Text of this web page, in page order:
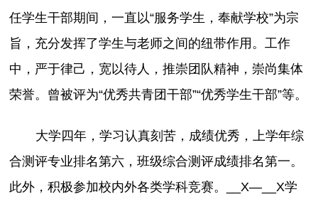
任学生干部期间，一直以“服务学生，奉献学校”为宗
旨，充分发挥了学生与老师之间的纽带作用。工作
中，严于律己，宽以待人，推崇团队精神，崇尚集体
荣誉。曾被评为“优秀共青团干部”“优秀学生干部”等。
大学四年，学习认真刻苦，成绩优秀，上学年综
合测评专业排名第六，班级综合测评成绩排名第一。
此外，积极参加校内外各类学科竞赛。__X—__X学